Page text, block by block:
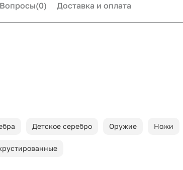
Вопросы(0) Доставка и оплата
Детское серебро Оружие Ножи